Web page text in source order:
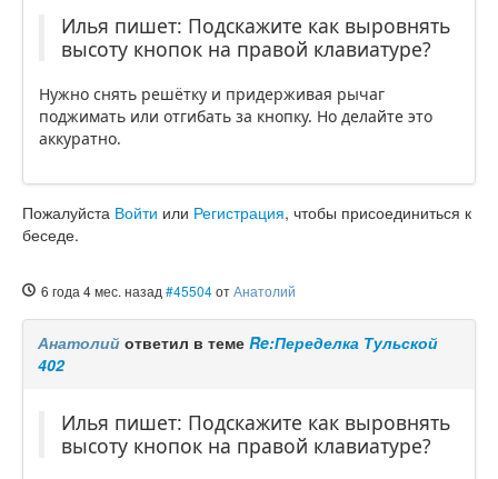
Илья пишет: Подскажите как выровнять
высоту кнопок на правой клавиатуре?
Нужно снять решётку и придерживая рычаг
поджимать или отгибать за кнопку. Но делайте это
аккуратно.
Пожалуйста Войти или Регистрация, чтобы присоединиться к
беседе.
6 года 4 мес. назад #45504отАнатолий
Анатолий ответил в теме Re:Переделка Тульской
402
Илья пишет: Подскажите как выровнять
высоту кнопок на правой клавиатуре?